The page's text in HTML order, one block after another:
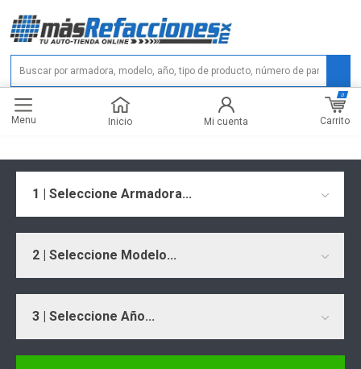
Menu Inicio Mi cuenta Carrito
0
1 | Seleccione Armadora...
2 | Seleccione Modelo...
3 | Seleccione Año...